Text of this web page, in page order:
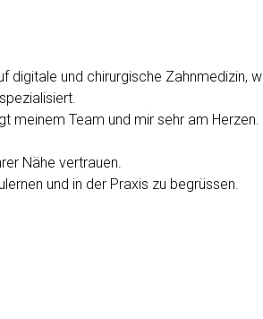
und chirurgische Zahnmedizin,
meinem Team und mir sehr am Herzen.
Nähe vertrauen.
und in der Praxis zu begrüssen.